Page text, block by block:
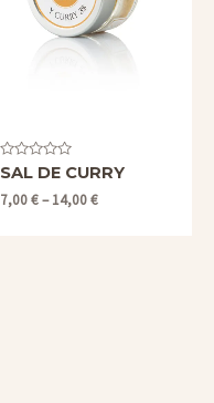
Valorado
con
0
de
SAL DE CURRY
7,00€–14,00€